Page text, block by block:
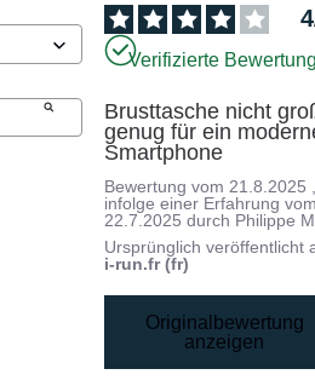
4
Verifizierte
Brusttasche nicht
genug für ein
Smartphone
Bewertung vom 21.8.2025
infolge einer Erfahrung
22.7.2025 durch Philippe
Ursprünglich veröffentlicht
i-run.fr (fr)
Originalbewertung
anzeigen